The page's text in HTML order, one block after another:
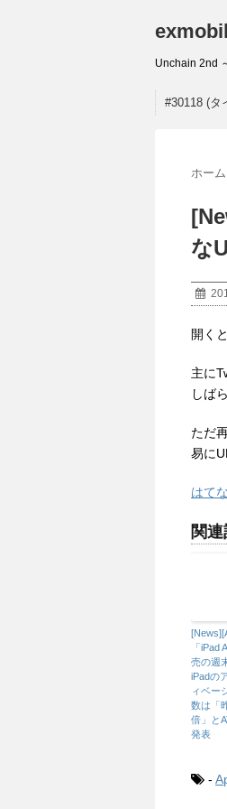
Unchain 2nd
#30118 (タ
ホーム
な
開く
主に
しば
ただ
易に
はて
関
「iPad
売の週
iPadの
ィベー
数は「
倍」と
発表
-